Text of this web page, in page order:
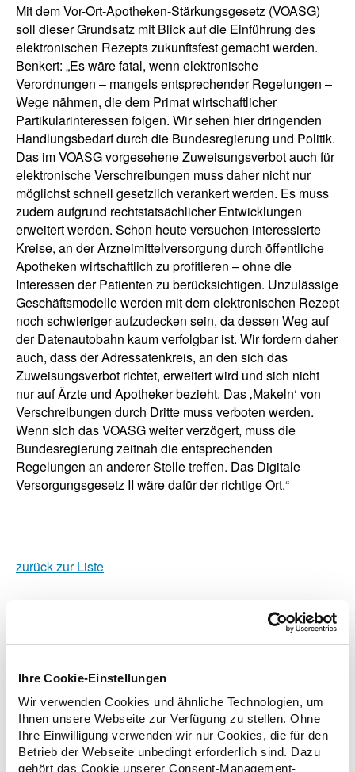
Ihre Cookie-Einstellungen
Wir verwenden Cookies und ähnliche Technologien, um
Ihnen unsere Webseite zur Verfügung zu stellen. Ohne
Ihre Einwilligung verwenden wir nur Cookies, die für den
Betrieb der Webseite unbedingt erforderlich sind. Dazu
gehört das Cookie unserer Consent-Management-
Mit dem Vor-Ort-Apotheken-Stärkungsgesetz (VOASG)
soll dieser Grundsatz mit Blick auf die Einführung des
elektronischen Rezepts zukunftsfest gemacht werden.
Benkert: „Es wäre fatal, wenn elektronische
Verordnungen ‒ mangels entsprechender Regelungen ‒
Wege nähmen, die dem Primat wirtschaftlicher
Partikularinteressen folgen. Wir sehen hier dringenden
Handlungsbedarf durch die Bundesregierung und Politik.
Das im VOASG vorgesehene Zuweisungsverbot auch für
elektronische Verschreibungen muss daher nicht nur
möglichst schnell gesetzlich verankert werden. Es muss
zudem aufgrund rechtstatsächlicher Entwicklungen
erweitert werden. Schon heute versuchen interessierte
Kreise, an der Arzneimittelversorgung durch öffentliche
Apotheken wirtschaftlich zu profitieren – ohne die
Interessen der Patienten zu berücksichtigen. Unzulässige
Geschäftsmodelle werden mit dem elektronischen Rezept
noch schwieriger aufzudecken sein, da dessen Weg auf
der Datenautobahn kaum verfolgbar ist. Wir fordern daher
auch, dass der Adressatenkreis, an den sich das
Zuweisungsverbot richtet, erweitert wird und sich nicht
nur auf Ärzte und Apotheker bezieht. Das ‚Makeln‘ von
Verschreibungen durch Dritte muss verboten werden.
Wenn sich das VOASG weiter verzögert, muss die
Bundesregierung zeitnah die entsprechenden
Regelungen an anderer Stelle treffen. Das Digitale
Versorgungsgesetz II wäre dafür der richtige Ort.“
zurück zur Liste
Links